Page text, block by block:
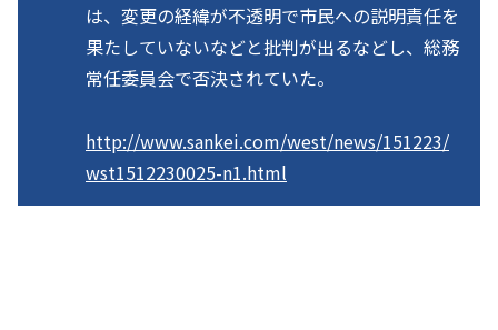
は、変更の経緯が不透明で市民への説明責任を
果たしていないなどと批判が出るなどし、総務
常任委員会で否決されていた。
http://www.sankei.com/west/news/151223/
wst1512230025-n1.html